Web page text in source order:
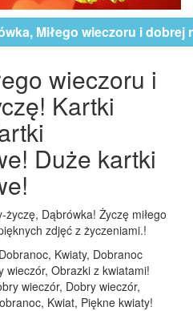
Miłego wieczoru i dobrej
wieczoru i
Kartki
Duże kartki
Dąbrówka! Życzę miłego
zdjęć z życzeniami.!
Kwiaty, Dobranoc
wieczór, Obrazki z kwiatami!
wieczór, Dobry wieczór,
Kwiat, Piękne kwiaty!